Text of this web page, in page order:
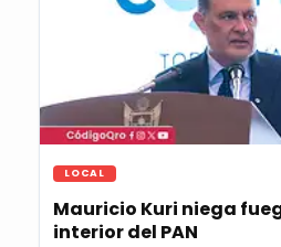
LOCAL
Mauricio Kuri niega
interior del PAN